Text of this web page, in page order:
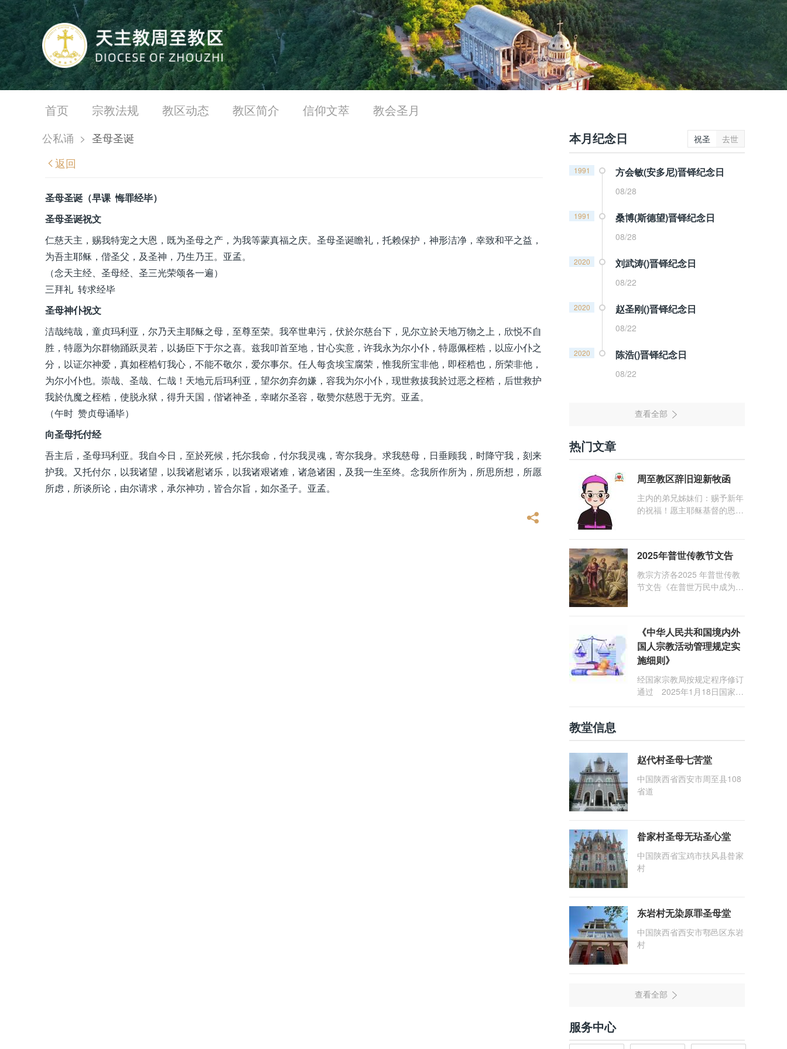
首页 宗教法规 教区动态 教区简介 信仰文萃 教会圣月
公私诵 > 圣母圣诞
返回
圣母圣诞（早课 悔罪经毕）
圣母圣诞祝文
仁慈天主，赐我特宠之大恩，既为圣母之产，为我等蒙真福之庆。圣母圣诞瞻礼，托赖保护，神形洁净，幸致和平之益，
为吾主耶稣，偕圣父，及圣神，乃生乃王。亚孟。
（念天主经、圣母经、圣三光荣颂各一遍）
三拜礼 转求经毕
圣母神仆祝文
洁哉纯哉，童贞玛利亚，尔乃天主耶稣之母，至尊至荣。我卒世卑污，伏於尔慈台下，见尔立於天地万物之上，欣悦不自
胜，特愿为尔群物踊跃灵若，以扬臣下于尔之喜。兹我叩首至地，甘心实意，许我永为尔小仆，特愿佩桎梏，以应小仆之
分，以证尔神爱，真如桎梏钉我心，不能不敬尔，爱尔事尔。任人每贪埃宝腐荣，惟我所宝非他，即桎梏也，所荣非他，
为尔小仆也。崇哉、圣哉、仁哉！天地元后玛利亚，望尔勿弃勿嫌，容我为尔小仆，现世救拔我於过恶之桎梏，后世救护
我於仇魔之桎梏，使脱永狱，得升天国，偕诸神圣，幸睹尔圣容，敬赞尔慈恩于无穷。亚孟。
（午时 赞贞母诵毕）
向圣母托付经
吾主后，圣母玛利亚。我自今日，至於死候，托尔我命，付尔我灵魂，寄尔我身。求我慈母，日垂顾我，时降守我，刻来
护我。又托付尔，以我诸望，以我诸慰诸乐，以我诸艰诸难，诸急诸困，及我一生至终。念我所作所为，所思所想，所愿
所虑，所谈所论，由尔请求，承尔神功，皆合尔旨，如尔圣子。亚孟。
本月纪念日 祝圣 去世
1991 方会敏(安多尼)晋铎纪念日
08/28
1991 桑博(斯德望)晋铎纪念日
08/28
2020 刘武涛()晋铎纪念日
08/22
2020 赵圣刚()晋铎纪念日
08/22
2020 陈浩()晋铎纪念日
08/22
热门文章
周至教区辞旧迎新牧函
主内的弟兄姊妹们：赐予新年
的祝福！愿主耶稣基督的恩
们，愿临在的救主基督安慰你
们，并圣化你们的生活，作为
祝贺祂诞辰的珍贵礼品。
2025年普世传教节文告
教宗方济各2025 年普世传教
节文告《在普世万民中成为怀
《中华人民共和国境内外
国人宗教活动管理规定实
施细则》
经国家宗教局按规定程序修订
通过 2025年1月18日国家宗
教堂信息
赵代村圣母七苦堂
中国陕西省西安市周至县108
省道
昝家村圣母无玷圣心堂
中国陕西省宝鸡市扶风县昝家
村
东岩村无染原罪圣母堂
中国陕西省西安市鄠邑区东岩
村
服务中心